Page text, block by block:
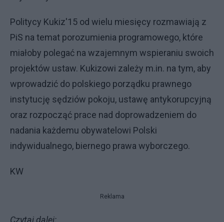
Politycy Kukiz'15 od wielu miesięcy rozmawiają z
PiS na temat porozumienia programowego, które
miałoby polegać na wzajemnym wspieraniu swoich
projektów ustaw. Kukizowi zależy m.in. na tym, aby
wprowadzić do polskiego porządku prawnego
instytucję sędziów pokoju, ustawę antykorupcyjną
oraz rozpocząć prace nad doprowadzeniem do
nadania każdemu obywatelowi Polski
indywidualnego, biernego prawa wyborczego.
KW
Reklama
Czytaj dalej: